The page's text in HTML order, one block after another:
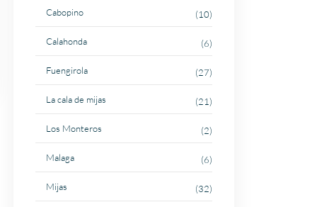
Cabopino (10)
Calahonda (6)
Fuengirola (27)
La cala de mijas (21)
Los Monteros (2)
Malaga (6)
Mijas (32)